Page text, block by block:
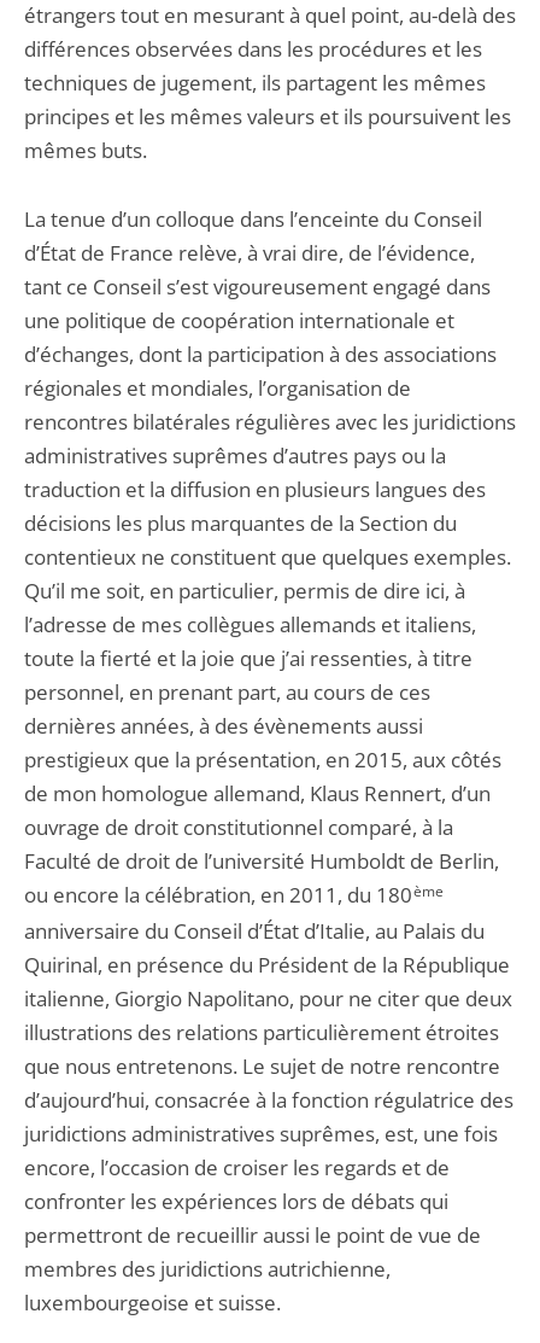
étrangers tout en mesurant à quel point, au-delà des
différences observées dans les procédures et les
techniques de jugement, ils partagent les mêmes
principes et les mêmes valeurs et ils poursuivent les
mêmes buts.
La tenue d’un colloque dans l’enceinte du Conseil
d’État de France relève, à vrai dire, de l’évidence,
tant ce Conseil s’est vigoureusement engagé dans
une politique de coopération internationale et
d’échanges, dont la participation à des associations
régionales et mondiales, l’organisation de
rencontres bilatérales régulières avec les juridictions
administratives suprêmes d’autres pays ou la
traduction et la diffusion en plusieurs langues des
décisions les plus marquantes de la Section du
contentieux ne constituent que quelques exemples.
Qu’il me soit, en particulier, permis de dire ici, à
l’adresse de mes collègues allemands et italiens,
toute la fierté et la joie que j’ai ressenties, à titre
personnel, en prenant part, au cours de ces
dernières années, à des évènements aussi
prestigieux que la présentation, en 2015, aux côtés
de mon homologue allemand, Klaus Rennert, d’un
ouvrage de droit constitutionnel comparé, à la
Faculté de droit de l’université Humboldt de Berlin,
ou encore la célébration, en 2011, du 180ème
anniversaire du Conseil d’État d’Italie, au Palais du
Quirinal, en présence du Président de la République
italienne, Giorgio Napolitano, pour ne citer que deux
illustrations des relations particulièrement étroites
que nous entretenons. Le sujet de notre rencontre
d’aujourd’hui, consacrée à la fonction régulatrice des
juridictions administratives suprêmes, est, une fois
encore, l’occasion de croiser les regards et de
confronter les expériences lors de débats qui
permettront de recueillir aussi le point de vue de
membres des juridictions autrichienne,
luxembourgeoise et suisse.